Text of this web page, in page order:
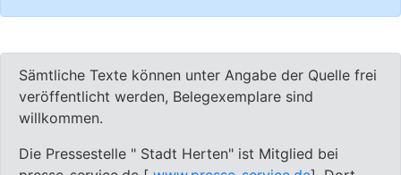
Sämtliche Texte können unter Angabe der Quelle frei
veröffentlicht werden, Belegexemplare sind
willkommen.
Die Pressestelle " Stadt Herten" ist Mitglied bei